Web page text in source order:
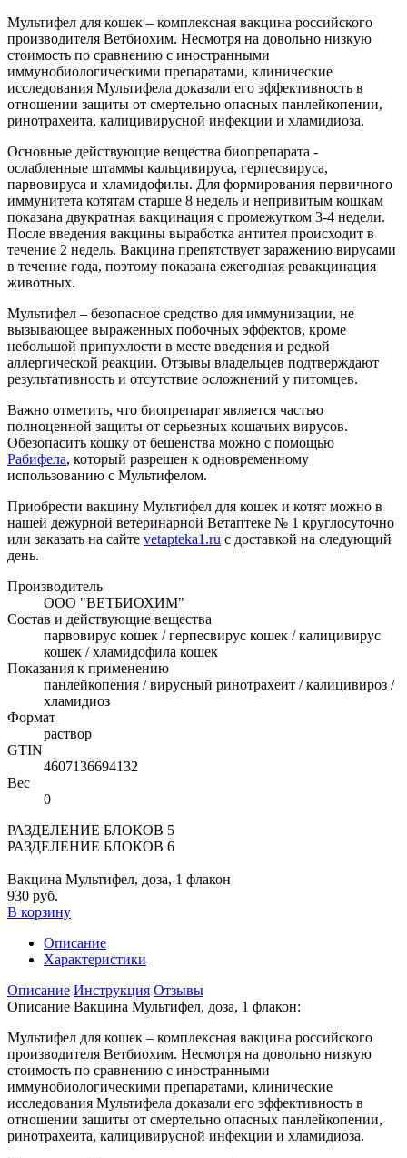
Мультифел для кошек – комплексная вакцина российского
производителя Ветбиохим. Несмотря на довольно низкую
стоимость по сравнению с иностранными
иммунобиологическими препаратами, клинические
исследования Мультифела доказали его эффективность в
отношении защиты от смертельно опасных панлейкопении,
ринотрахеита, калицивирусной инфекции и хламидиоза.
Основные действующие вещества биопрепарата -
ослабленные штаммы кальцивируса, герпесвируса,
парвовируса и хламидофилы. Для формирования первичного
иммунитета котятам старше 8 недель и непривитым кошкам
показана двукратная вакцинация с промежутком 3-4 недели.
После введения вакцины выработка антител происходит в
течение 2 недель. Вакцина препятствует заражению вирусами
в течение года, поэтому показана ежегодная ревакцинация
животных.
Мультифел – безопасное средство для иммунизации, не
вызывающее выраженных побочных эффектов, кроме
небольшой припухлости в месте введения и редкой
аллергической реакции. Отзывы владельцев подтверждают
результативность и отсутствие осложнений у питомцев.
Важно отметить, что биопрепарат является частью
полноценной защиты от серьезных кошачьих вирусов.
Обезопасить кошку от бешенства можно с помощью
Рабифела, который разрешен к одновременному
использованию с Мультифелом.
Приобрести вакцину Мультифел для кошек и котят можно в
нашей дежурной ветеринарной Ветаптеке № 1 круглосуточно
или заказать на сайте vetapteka1.ru с доставкой на следующий
день.
Производитель
ООО "ВЕТБИОХИМ"
Состав и действующие вещества
парвовирус кошек / герпесвирус кошек / калицивирус
кошек / хламидофила кошек
Показания к применению
панлейкопения / вирусный ринотрахеит / калицивироз /
хламидиоз
Формат
раствор
GTIN
4607136694132
Вес
0
РАЗДЕЛЕНИЕ БЛОКОВ 5
РАЗДЕЛЕНИЕ БЛОКОВ 6
Вакцина Мультифел, доза, 1 флакон
930 руб.
В корзину
Описание
Характеристики
Описание Инструкция Отзывы
Описание Вакцина Мультифел, доза, 1 флакон:
Мультифел для кошек – комплексная вакцина российского
производителя Ветбиохим. Несмотря на довольно низкую
стоимость по сравнению с иностранными
иммунобиологическими препаратами, клинические
исследования Мультифела доказали его эффективность в
отношении защиты от смертельно опасных панлейкопении,
ринотрахеита, калицивирусной инфекции и хламидиоза.